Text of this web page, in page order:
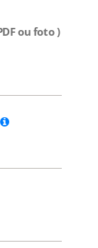
ou foto )